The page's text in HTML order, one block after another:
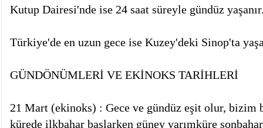
Kutup Dairesi'nde ise 24 saat süreyle gündüz
Türkiye'de en uzun gece ise Kuzey'deki Sinop'ta
GÜNDÖNÜMLERİ VE EKİNOKS TARİHLERİ
21 Mart (ekinoks) : Gece ve gündüz eşit olur, bizim
kürede ilkbahar başlarken güney yarımküre